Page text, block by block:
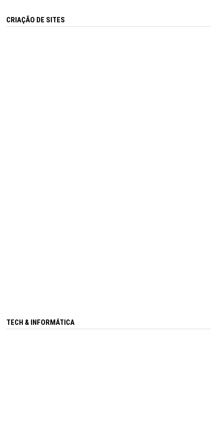
CRIAÇÃO DE SITES
TECH & INFORMÁTICA